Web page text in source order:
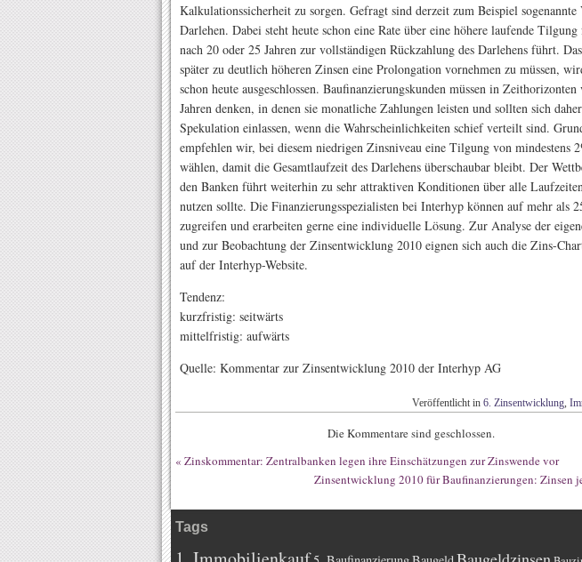
Kalkulationssicherheit zu sorgen. Gefragt sind derzeit zum Beispiel
Darlehen. Dabei steht heute schon eine Rate über eine höhere laufende
nach 20 oder 25 Jahren zur vollständigen Rückzahlung des Darlehens führt.
später zu deutlich höheren Zinsen eine Prolongation vornehmen zu müssen,
schon heute ausgeschlossen. Baufinanzierungskunden müssen in
Jahren denken, in denen sie monatliche Zahlungen leisten und sollten sich
Spekulation einlassen, wenn die Wahrscheinlichkeiten schief verteilt sind.
empfehlen wir, bei diesem niedrigen Zinsniveau eine Tilgung von mindestens
wählen, damit die Gesamtlaufzeit des Darlehens überschaubar bleibt. Der
den Banken führt weiterhin zu sehr attraktiven Konditionen über alle
nutzen sollte. Die Finanzierungsspezialisten bei Interhyp können auf mehr als
zugreifen und erarbeiten gerne eine individuelle Lösung. Zur Analyse der
und zur Beobachtung der Zinsentwicklung 2010 eignen sich auch die Zins-
auf der Interhyp-Website.
Tendenz:
kurzfristig: seitwärts
mittelfristig: aufwärts
Quelle: Kommentar zur Zinsentwicklung 2010 der Interhyp AG
Veröffentlicht in 6. Zinsentwicklung,
Die Kommentare sind geschlossen.
« Zinskommentar: Zentralbanken legen ihre Einschätzungen zur Zinswende vor
Zinsentwicklung 2010 für Baufinanzierungen: Zinsen
Tags